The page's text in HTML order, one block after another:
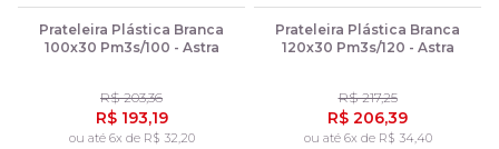
Prateleira Plástica Branca
100x30 Pm3s/100 - Astra
R$ 203,36
R$ 193,19
ou até 6x de R$ 32,20
Prateleira Plástica Branca
120x30 Pm3s/120 - Astra
R$ 217,25
R$ 206,39
ou até 6x de R$ 34,40